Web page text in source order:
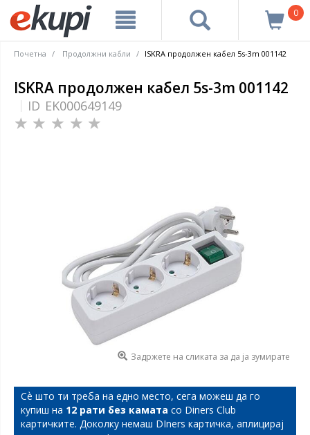
0
Почетна Продолжни кабли ISKRA продолжен кабел 5s-3m 001142
ISKRA продолжен кабел 5s-3m 001142
ID EK000649149
Задржете на сликата за да ја зумирате
Сѐ што ти треба на едно место, сега можеш да го
купиш на 12 рати без камата со Diners Club
картичките. Доколку немаш DIners картичка, аплицирај